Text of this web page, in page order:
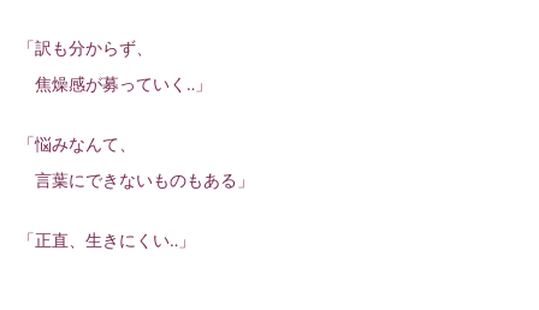
「訳も分からず、
焦燥感が募っていく‥」
「悩みなんて、
言葉にできないものもある」
「正直、生きにくい‥」